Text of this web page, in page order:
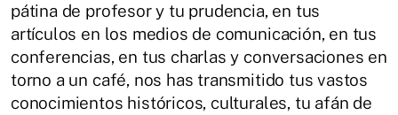
pátina de profesor y tu prudencia, en tus
artículos en los medios de comunicación, en tus
conferencias, en tus charlas y conversaciones en
torno a un café, nos has transmitido tus vastos
conocimientos históricos, culturales, tu afán de